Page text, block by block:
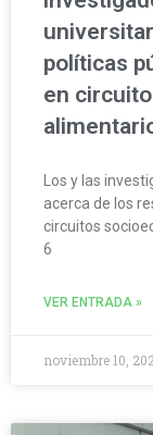
políticas
en
Los y las
acerca de los
circuitos
6
VER ENTRADA »
noviembre 10,